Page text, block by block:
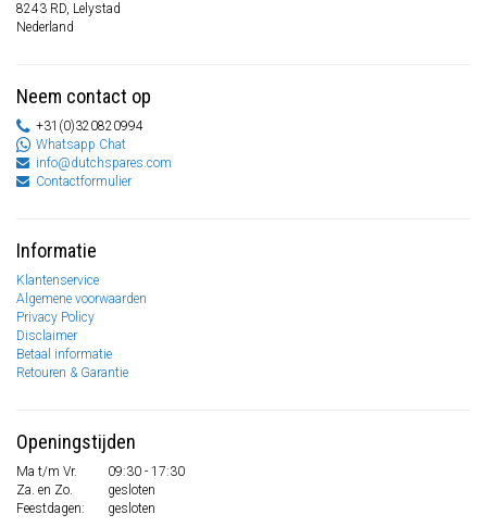
8243 RD, Lelystad
Nederland
Neem contact op
+31(0)320820994
Whatsapp Chat
info@dutchspares.com
Contactformulier
Informatie
Klantenservice
Algemene voorwaarden
Privacy Policy
Disclaimer
Betaal informatie
Retouren & Garantie
Openingstijden
Ma t/m Vr.
09:30 - 17:30
Za. en Zo.
gesloten
Feestdagen:
gesloten